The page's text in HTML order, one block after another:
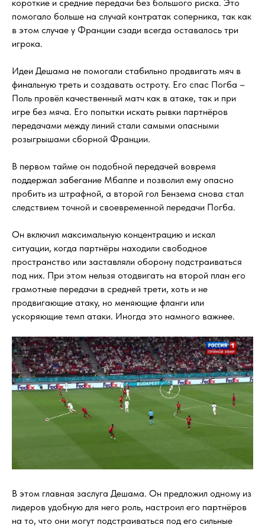
короткие и средние передачи без большого риска. Это
помогало больше на случай контратак соперника, так как
в этом случае у Франции сзади всегда оставалось три
игрока.
Идеи Дешама не помогали стабильно продвигать мяч в
финальную треть и создавать остроту. Его спас Погба –
Поль провёл качественный матч как в атаке, так и при
игре без мяча. Его попытки искать рывки партнёров
передачами между линий стали самыми опасными
розыгрышами сборной Франции.
В первом тайме он подобной передачей вовремя
поддержал забегание Мбаппе и позволил ему опасно
пробить из штрафной, а второй гол Бензема снова стал
следствием точной и своевременной передачи Погба.
Он включил максимальную концентрацию и искал
ситуации, когда партнёры находили свободное
пространство или заставляли оборону подстраиваться
под них. При этом нельзя отодвигать на второй план его
грамотные передачи в средней трети, хоть и не
продвигающие атаку, но меняющие фланги или
ускоряющие темп атаки. Иногда это намного важнее.
В этом главная заслуга Дешама. Он предложил одному из
лидеров удобную для него роль, настроил его партнёров
на то, что они могут подстраиваться под его сильные